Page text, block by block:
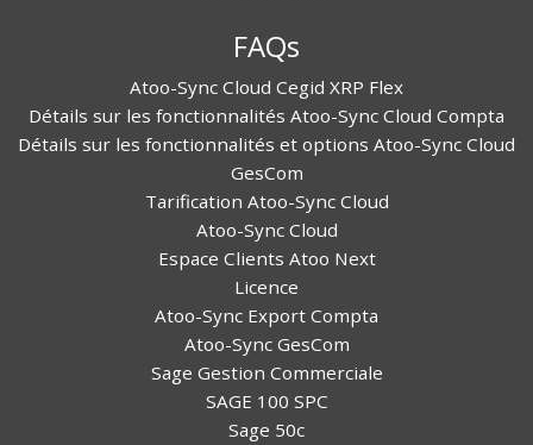
FAQs
Atoo-Sync Cloud Cegid XRP Flex
Détails sur les fonctionnalités Atoo-Sync Cloud Compta
Détails sur les fonctionnalités et options Atoo-Sync Cloud
GesCom
Tarification Atoo-Sync Cloud
Atoo-Sync Cloud
Espace Clients Atoo Next
Licence
Atoo-Sync Export Compta
Atoo-Sync GesCom
Sage Gestion Commerciale
SAGE 100 SPC
Sage 50c